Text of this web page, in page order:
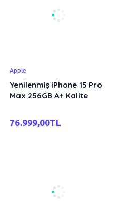
Apple
Yenilenmiş iPhone 15 Pro
Max 256GB A+ Kalite
76.999,00TL